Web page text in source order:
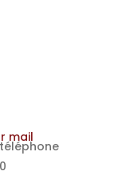
mail